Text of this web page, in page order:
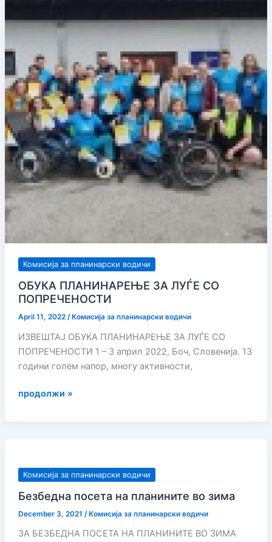
Категорија
Комисија за планинарски водичи
ОБУКА ПЛАНИНАРЕЊЕ ЗА ЛУЃЕ СО
ПОПРЕЧЕНОСТИ
April 11, 2022 /Комисија за планинарски водичи
ИЗВЕШТАЈ ОБУКА ПЛАНИНАРЕЊЕ ЗА ЛУЃЕ СО
ПОПРЕЧЕНОСТИ 1 – 3 април 2022, Боч, Словенија. 13
години голем напор, многу активности,
ОБУКА
ПОПРЕЧЕНОСТИ
продолжи »
Комисија за планинарски водичи
Безбедна посета на планините во зима
December 3, 2021 /Комисија за планинарски водичи
ЗА БЕЗБЕДНА ПОСЕТА НА ПЛАНИНИТЕ ВО ЗИМА